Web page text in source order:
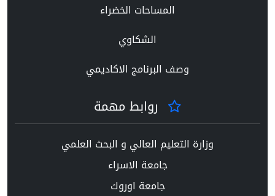
المساحات الخضراء
الشكاوي
وصف البرنامج الاكاديمي
روابط مهمة
وزارة التعليم العالي و البحث العلمي
جامعة الاسراء
جامعة اوروك